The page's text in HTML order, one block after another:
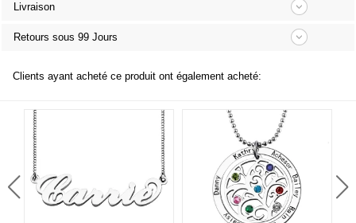
Livraison
Retours sous 99 Jours
Clients ayant acheté ce produit ont également acheté: